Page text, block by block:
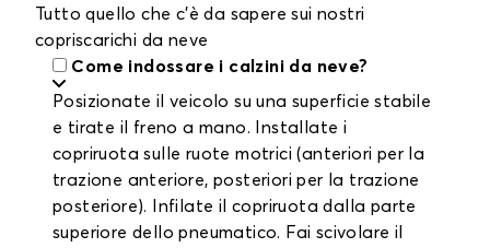
Tutto quello che c'è da sapere sui nostri
copriscarichi da neve
Come indossare i calzini da neve?
Posizionate il veicolo su una superficie stabile
e tirate il freno a mano. Installate i
copriruota sulle ruote motrici (anteriori per la
trazione anteriore, posteriori per la trazione
posteriore). Infilate il copriruota dalla parte
superiore dello pneumatico. Fai scivolare il